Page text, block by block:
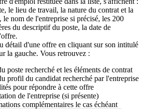
le lieu de travail, la nature du contrat et la
le nom de l'entreprise si précisé, les 200
du descriptif du poste, la date de
détail d'une offre en cliquant sur son intitulé
la gauche. Vous retrouvez :
poste recherché et les éléments de contrat
profil du candidat recherché par l'entreprise
pour répondre à cette offre
de l'entreprise (si présente)
complémentaires le cas échéant